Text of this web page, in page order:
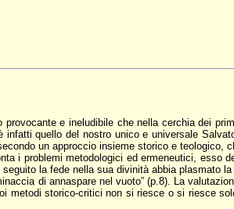
provocante e ineludibile che nella cerchia dei
quello del nostro unico e universale
un approccio insieme storico e teologico,
i problemi metodologici ed ermeneutici,
la fede nella sua divinità abbia plasmato
di annaspare nel vuoto” (p.8). La
metodi storico-critici non si riesce o si riesce